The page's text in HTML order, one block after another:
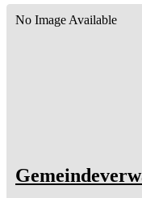
No Image Available